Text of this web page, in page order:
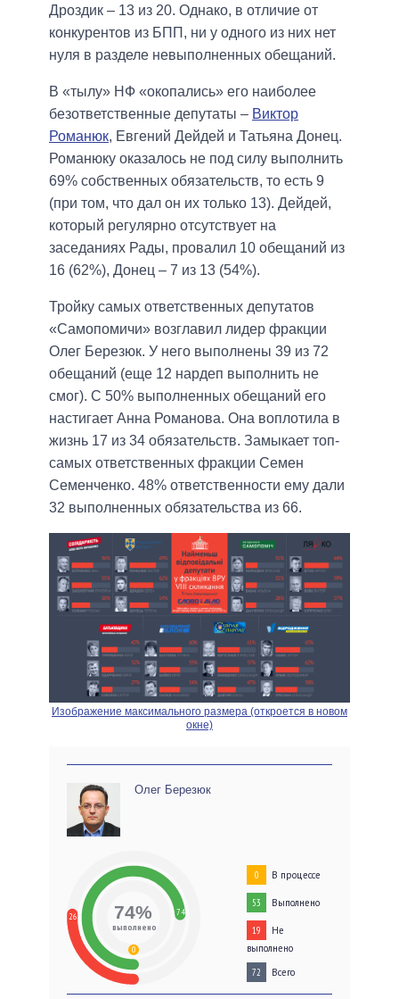
Дроздик – 13 из 20. Однако, в отличие от
конкурентов из БПП, ни у одного из них нет
нуля в разделе невыполненных обещаний.
В «тылу» НФ «окопались» его наиболее
безответственные депутаты – Виктор
Романюк, Евгений Дейдей и Татьяна Донец.
Романюку оказалось не под силу выполнить
69% собственных обязательств, то есть 9
(при том, что дал он их только 13). Дейдей,
который регулярно отсутствует на
заседаниях Рады, провалил 10 обещаний из
16 (62%), Донец – 7 из 13 (54%).
Тройку самых ответственных депутатов
«Самопомичи» возглавил лидер фракции
Олег Березюк. У него выполнены 39 из 72
обещаний (еще 12 нардеп выполнить не
смог). С 50% выполненных обещаний его
настигает Анна Романова. Она воплотила в
жизнь 17 из 34 обязательств. Замыкает топ-
самых ответственных фракции Семен
Семенченко. 48% ответственности ему дали
32 выполненных обязательства из 66.
Изображение максимального размера (откроется в новом
окне)
Олег Березюк
26 74
0
74%
выполнено
0 В процессе
53 Выполнено
19
Не
выполнено
72
Всего